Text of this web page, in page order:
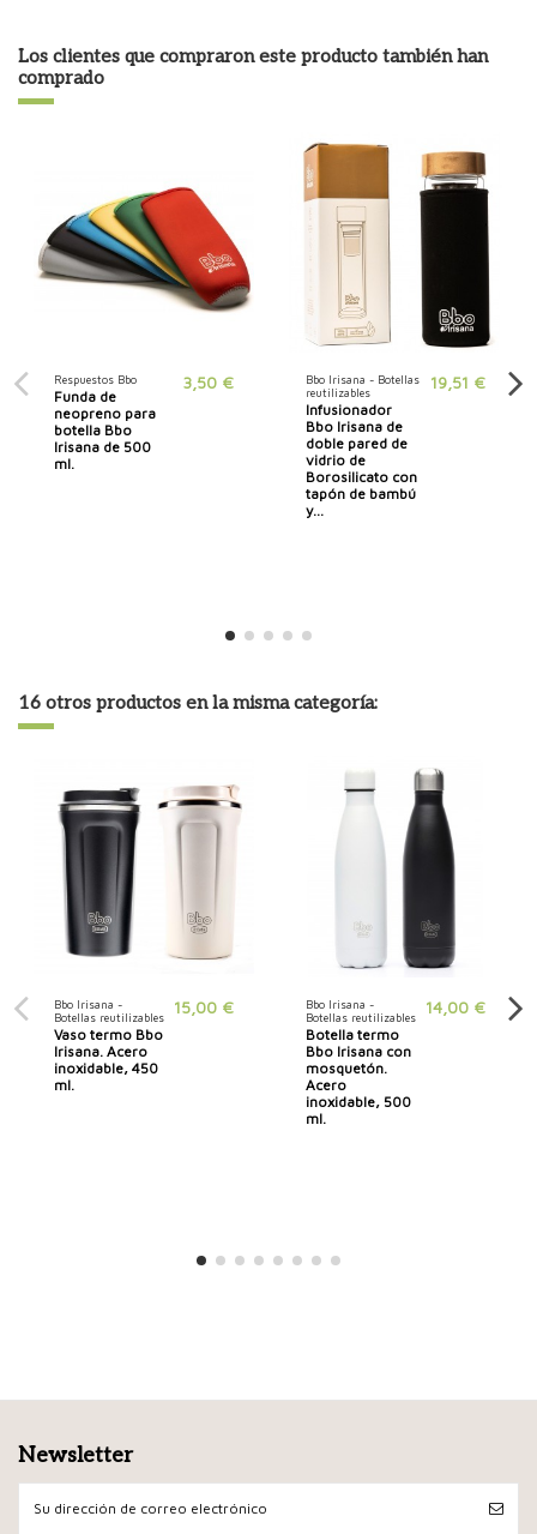
Los clientes que compraron este producto también han
comprado
Respuestos Bbo
Funda de
neopreno para
botella Bbo
Irisana de 500
ml.
3,50 €
Bbo Irisana - Botellas
reutilizables
Infusionador
Bbo Irisana de
doble pared de
vidrio de
Borosilicato con
tapón de bambú
y...
19,51 €
16 otros productos en la misma categoría:
Bbo Irisana -
Botellas reutilizables
Vaso termo Bbo
Irisana. Acero
inoxidable, 450
ml.
15,00 €
Bbo Irisana -
Botellas reutilizables
Botella termo
Bbo Irisana con
mosquetón.
Acero
inoxidable, 500
ml.
14,00 €
Newsletter